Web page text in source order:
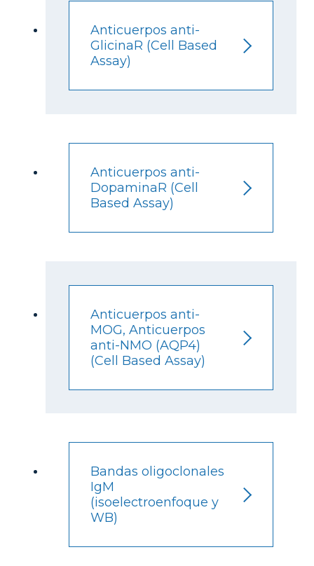
Anticuerpos anti-
GlicinaR (Cell Based
Assay)
Anticuerpos anti-
DopaminaR (Cell
Based Assay)
Anticuerpos anti-
MOG, Anticuerpos
anti-NMO (AQP4)
(Cell Based Assay)
Bandas oligoclonales
IgM
(isoelectroenfoque y
WB)